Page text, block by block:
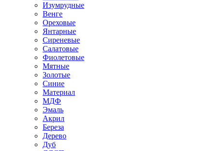
Изумрудные
Венге
Ореховые
Янтарные
Сиреневые
Салатовые
Фиолетовые
Мятные
Золотые
Синие
Материал
МДФ
Эмаль
Акрил
Береза
Дерево
Дуб